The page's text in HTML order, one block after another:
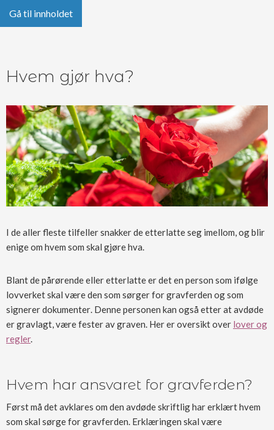
Gå til innholdet
Hvem gjør hva?
I de aller fleste tilfeller snakker de etterlatte seg imellom, og blir
enige om hvem som skal gjøre hva.
Blant de pårørende eller etterlatte er det en person som ifølge
lovverket skal være den som sørger for gravferden og som
signerer dokumenter. Denne personen kan også etter at avdøde
er gravlagt, være fester av graven. Her er oversikt over lover og
regler.
Hvem har ansvaret for gravferden?
Først må det avklares om den avdøde skriftlig har erklært hvem
som skal sørge for gravferden. Erklæringen skal være